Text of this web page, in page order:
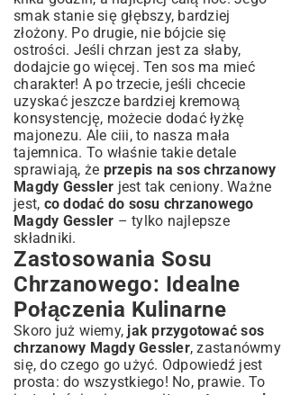
smak stanie się głębszy, bardziej
złożony. Po drugie, nie bójcie się
ostrości. Jeśli chrzan jest za słaby,
dodajcie go więcej. Ten sos ma mieć
charakter! A po trzecie, jeśli chcecie
uzyskać jeszcze bardziej kremową
konsystencję, możecie dodać łyżkę
majonezu. Ale ciii, to nasza mała
tajemnica. To właśnie takie detale
sprawiają, że przepis na sos chrzanowy
Magdy Gessler jest tak ceniony. Ważne
jest, co dodać do sosu chrzanowego
Magdy Gessler – tylko najlepsze
składniki.
Zastosowania Sosu
Chrzanowego: Idealne
Połączenia Kulinarne
Skoro już wiemy, jak przygotować sos
chrzanowy Magdy Gessler, zastanówmy
się, do czego go użyć. Odpowiedź jest
prosta: do wszystkiego! No, prawie. To